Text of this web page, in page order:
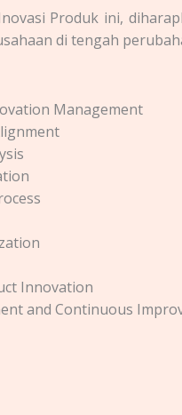
Produk ini,
di tengah
Management
Innovation
and Continuous